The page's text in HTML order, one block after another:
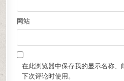
网站
在此浏览器中保存我的显示名称、
下次评论时使用。